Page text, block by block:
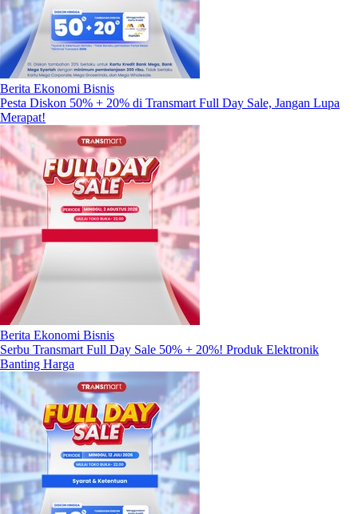
Berita Ekonomi Bisnis
Pesta Diskon 50% + 20% di Transmart Full Day Sale, Jangan Lupa
Merapat!
Berita Ekonomi Bisnis
Serbu Transmart Full Day Sale 50% + 20%! Produk Elektronik
Banting Harga